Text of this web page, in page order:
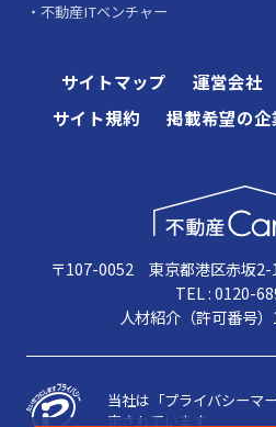
不動産ITベンチャー
サイトマップ 運営会社
サイト規約
掲載希望の企
〒107-0052 東京都港区赤坂2-
TEL : 0120-
人材紹介（許可番号
当社は「プライバシーマ
定されています